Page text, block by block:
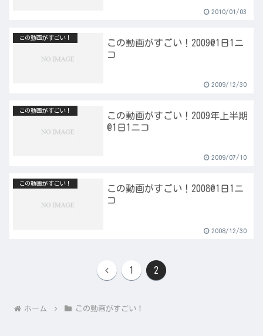
2010/01/03
この動画がすごい！
この動画がすごい！2009@1日1ニ
コ
2009/12/30
この動画がすごい！
この動画がすごい！2009年上半期
@1日1ニコ
2009/07/10
この動画がすごい！
この動画がすごい！2008@1日1ニ
コ
2008/12/30
前 1 2
ホーム この動画がすごい！